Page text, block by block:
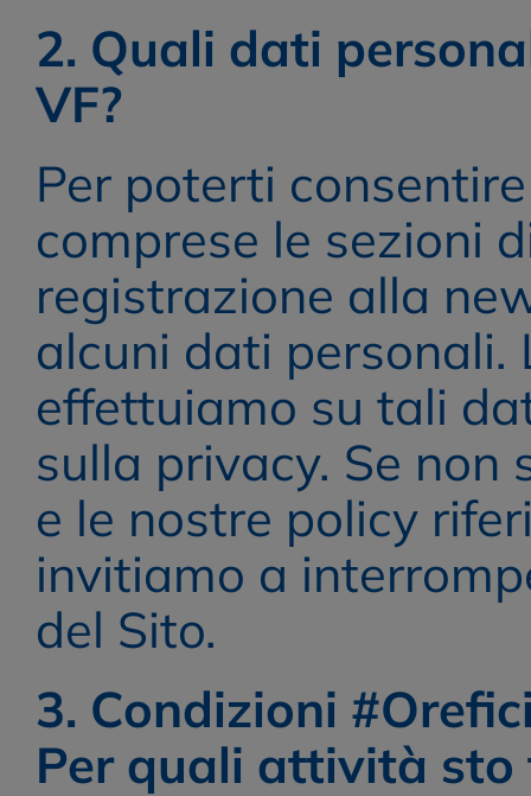
2. Quali dati
VF?
Per poterti
comprese le sezioni
registrazione alla
alcuni dati
effettuiamo su tali
sulla privacy. Se non
e le nostre policy
invitiamo a
del Sito.
3. Condizioni
Per quali attività sto